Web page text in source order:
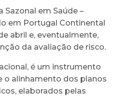
Sazonal em Saúde –
em Portugal Continental
abril e, eventualmente,
da avaliação de risco.
é um instrumento
o alinhamento dos planos
elaborados pelas